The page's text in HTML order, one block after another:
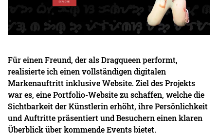
Für einen Freund, der als Dragqueen performt,
realisierte ich einen vollständigen digitalen
Markenauftritt inklusive Website. Ziel des Projekts
war es, eine Portfolio-Website zu schaffen, welche die
Sichtbarkeit der Künstlerin erhöht, ihre Persönlichkeit
und Auftritte präsentiert und Besuchern einen klaren
Überblick über kommende Events bietet.